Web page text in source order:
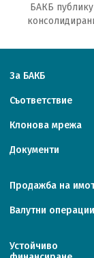
БАКБ
За БАКБ
Съответствие
Клонова мрежа
Документи
Продажба на
Валутни операции
Устойчиво